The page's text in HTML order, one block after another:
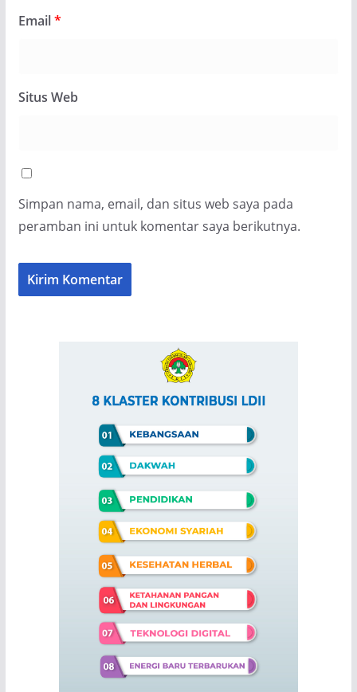
Email*
Situs Web
Simpan nama, email, dan situs web saya pada
peramban ini untuk komentar saya berikutnya.